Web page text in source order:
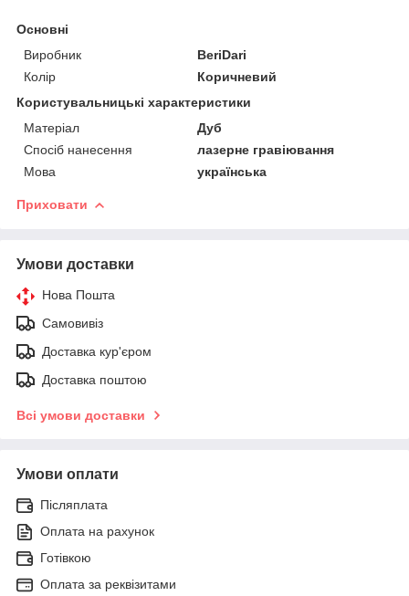
Основні
Виробник
BeriDari
Колір
Коричневий
Користувальницькі характеристики
Матеріал
Дуб
Спосіб нанесення
лазерне гравіювання
Мова
українська
Приховати
Умови доставки
Нова Пошта
Самовивіз
Доставка кур'єром
Доставка поштою
Всі умови доставки
Умови оплати
Післяплата
Оплата на рахунок
Готівкою
Оплата за реквізитами